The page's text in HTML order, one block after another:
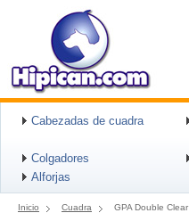
Cabezadas de cuadra
Colgadores
Alforjas
Inicio Cuadra GPA Double Clear